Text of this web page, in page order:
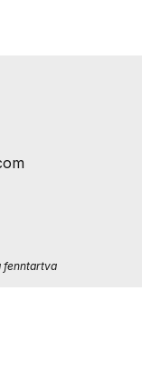
fenntartva